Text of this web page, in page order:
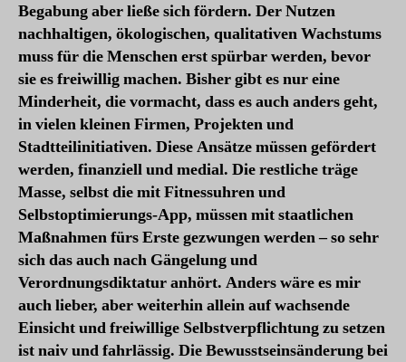
Begabung aber ließe sich fördern. Der Nutzen
nachhaltigen, ökologischen, qualitativen Wachstums
muss für die Menschen erst spürbar werden, bevor
sie es freiwillig machen. Bisher gibt es nur eine
Minderheit, die vormacht, dass es auch anders geht,
in vielen kleinen Firmen, Projekten und
Stadtteilinitiativen. Diese Ansätze müssen gefördert
werden, finanziell und medial. Die restliche träge
Masse, selbst die mit Fitnessuhren und
Selbstoptimierungs-App, müssen mit staatlichen
Maßnahmen fürs Erste gezwungen werden – so sehr
sich das auch nach Gängelung und
Verordnungsdiktatur anhört. Anders wäre es mir
auch lieber, aber weiterhin allein auf wachsende
Einsicht und freiwillige Selbstverpflichtung zu setzen
ist naiv und fahrlässig. Die Bewusstseinsänderung bei